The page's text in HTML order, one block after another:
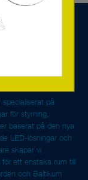
på
för styrning,
baserat på den nya
LED-lösningar och
skapar vi
för ett enstaka rum till
och Baltikum